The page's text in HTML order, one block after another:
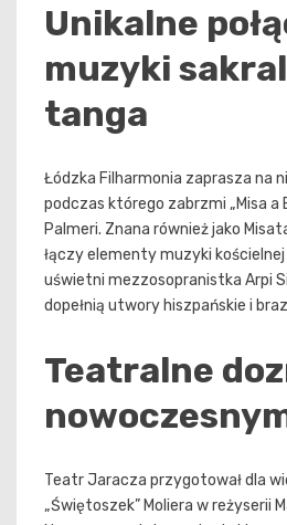
Unikalne
muzyki
tanga
Łódzka Filharmonia zaprasza na
podczas którego zabrzmi „Misa a
Palmeri. Znana również jako
łączy elementy muzyki
uświetni mezzosopranistka Arpi
dopełnią utwory hiszpańskie i
Teatralne
Teatr Jaracza przygotował dla
„Świętoszek” Moliera w reżyserii